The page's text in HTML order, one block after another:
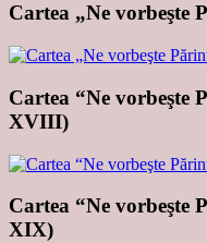
Cartea „Ne vorbeşte
Cartea “Ne vorbeşte
XVIII)
Cartea “Ne vorbeşte
XIX)